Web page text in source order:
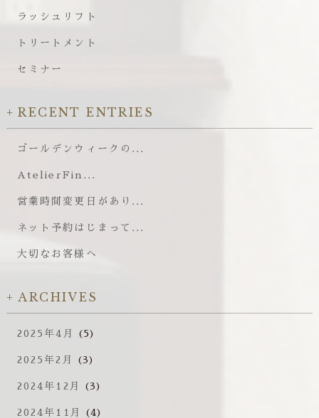
ラッシュリフト
トリートメント
セミナー
RECENT ENTRIES
ゴールデンウィークの...
AtelierFin...
営業時間変更日があり...
ネット予約はじまって...
大切なお客様へ
ARCHIVES
2025年4月 (5)
2025年2月 (3)
2024年12月 (3)
2024年11月 (4)